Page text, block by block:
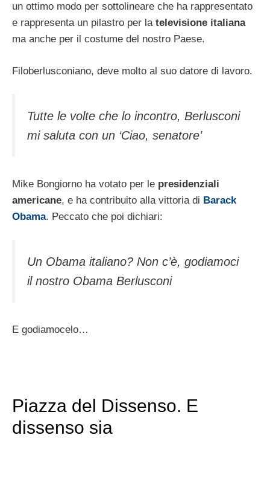
un ottimo modo per sottolineare che ha rappresentato
e rappresenta un pilastro per latelevisione italiana
ma anche per il costume del nostro Paese.
Filoberlusconiano, deve molto al suo datore di lavoro.
Tutte le volte che lo incontro, Berlusconi
mi saluta con un ‘Ciao, senatore’
Mike Bongiorno ha votato per le presidenziali
americane, e ha contribuito alla vittoria di Barack
Obama. Peccato che poi dichiari:
Un Obama italiano? Non c’è, godiamoci
il nostro Obama Berlusconi
E godiamocelo…
Piazza del Dissenso. E
dissenso sia